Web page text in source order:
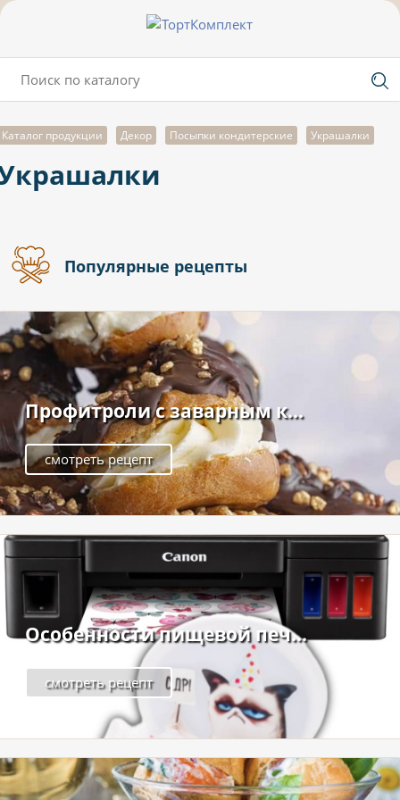
Каталог продукции Декор Посыпки кондитерские Украшалки
Популярные рецепты
Профитроли с заварным к...
смотреть рецепт
Особенности пищевой печ...
смотреть рецепт